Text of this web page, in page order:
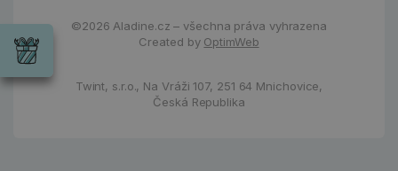
©2026Aladine.cz – všechna práva vyhrazena
Created by OptimWeb
Twint, s.r.o., Na Vráži 107, 251 64 Mnichovice,
Česká Republika
Wrendale
příležitost
Chci si vybrat